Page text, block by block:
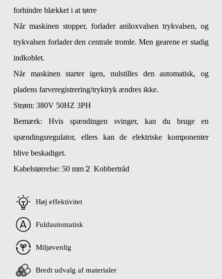
forhindre blækket i at tørre
Når maskinen stopper, forlader aniloxvalsen trykvalsen, og
trykvalsen forlader den centrale tromle. Men gearene er stadig
indkoblet.
Når maskinen starter igen, nulstilles den automatisk, og
pladens farveregistrering/tryktryk ændres ikke.
Strøm: 380V 50HZ 3PH
Bemærk: Hvis spændingen svinger, kan du bruge en
spændingsregulator, ellers kan de elektriske komponenter
blive beskadiget.
Kabelstørrelse: 50 mm２ Kobbertråd
Høj effektivitet
Fuldautomatisk
Miljøvenlig
Bredt udvalg af materialer